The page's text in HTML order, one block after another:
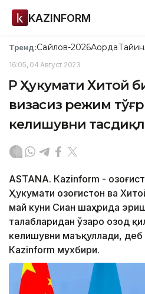
KAZINFORM
Тренд:Сайлов-2026Ақорда
16:05, 04 Август 2023
ҚР Ҳукумати Хитой
визасиз режим
келишувни
ASTANА. Кazinform -
Ҳукумати Қозоғистон ва
май куни Сиан шаҳрида
талабларидан ўзаро озод
келишувни маъқуллади,
Кazinform мухбири.